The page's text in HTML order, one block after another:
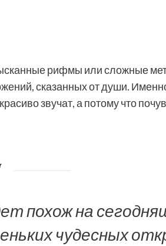
рифмы или сложные
сказанных от души.
звучат, а потому что
похож на
чудесных